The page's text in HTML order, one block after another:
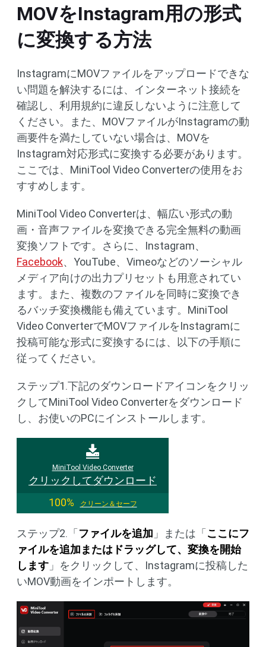
MOVをInstagram用の形式
に変換する方法
InstagramにMOVファイルをアップロードできな
い問題を解決するには、インターネット接続を
確認し、利用規約に違反しないように注意して
ください。また、MOVファイルがInstagramの動
画要件を満たしていない場合は、MOVを
Instagram対応形式に変換する必要があります。
ここでは、MiniTool Video Converterの使用をお
すすめします。
MiniTool Video Converterは、幅広い形式の動
画・音声ファイルを変換できる完全無料の動画
変換ソフトです。さらに、Instagram、
Facebook、YouTube、Vimeoなどのソーシャル
メディア向けの出力プリセットも用意されてい
ます。また、複数のファイルを同時に変換でき
るバッチ変換機能も備えています。MiniTool
Video ConverterでMOVファイルをInstagramに
投稿可能な形式に変換するには、以下の手順に
従ってください。
ステップ1.下記のダウンロードアイコンをクリッ
クしてMiniTool Video Converterをダウンロード
し、お使いのPCにインストールします。
MiniTool Video Converter
クリックしてダウンロード
100%
クリーン＆セーフ
ステップ2.「 ファイルを追加 」または「 ここにフ
ァイルを追加またはドラッグして、変換を開始
します 」をクリックして、Instagramに投稿した
いMOV動画をインポートします。